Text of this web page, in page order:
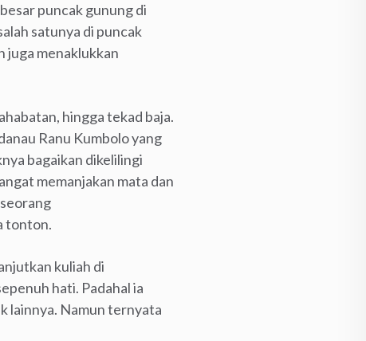
puncak gunung di
satunya di puncak
juga menaklukkan
hingga tekad baja.
Ranu Kumbolo yang
bagaikan dikelilingi
memanjakan mata dan
tonton.
kuliah di
hati. Padahal ia
lainnya. Namun ternyata